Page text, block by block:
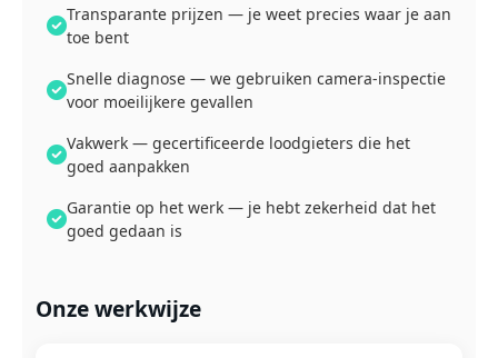
Transparante prijzen — je weet precies waar je aan
toe bent
Snelle diagnose — we gebruiken camera-inspectie
voor moeilijkere gevallen
Vakwerk — gecertificeerde loodgieters die het
goed aanpakken
Garantie op het werk — je hebt zekerheid dat het
goed gedaan is
Onze werkwijze